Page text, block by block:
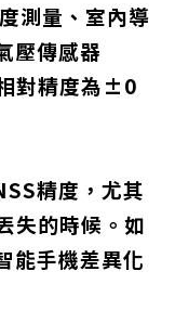
測量、室內導
壓傳感器
對精度為±0
精度，尤其
失的時候。如
能手機差異化